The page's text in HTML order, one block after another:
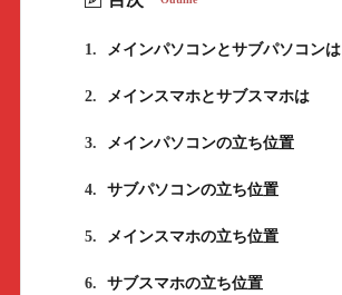
1. メインパソコンとサブパソコンは
2. メインスマホとサブスマホは
3. メインパソコンの立ち位置
4. サブパソコンの立ち位置
5. メインスマホの立ち位置
6. サブスマホの立ち位置